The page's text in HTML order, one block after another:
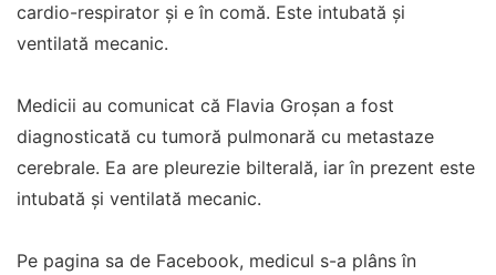
cardio-respirator și e în comă. Este intubată şi
ventilată mecanic.
Medicii au comunicat că Flavia Groşan a fost
diagnosticată cu tumoră pulmonară cu metastaze
cerebrale. Ea are pleurezie bilterală, iar în prezent este
intubată şi ventilată mecanic.
Pe pagina sa de Facebook, medicul s-a plâns în